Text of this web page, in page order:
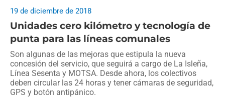
Unidades cero kilómetro y tecnología de
punta para las líneas comunales
19 de diciembre de 2018
Son algunas de las mejoras que estipula la nueva
concesión del servicio, que seguirá a cargo de La Isleña,
Línea Sesenta y MOTSA. Desde ahora, los colectivos
deben circular las 24 horas y tener cámaras de seguridad,
GPS y botón antipánico.